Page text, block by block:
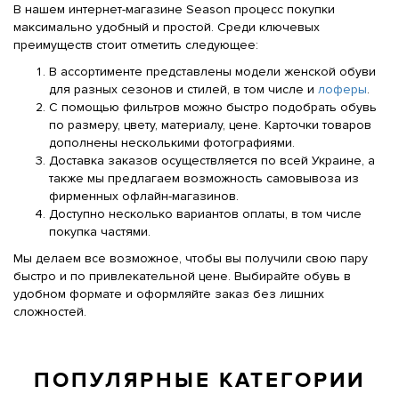
В нашем интернет-магазине Season процесс покупки
максимально удобный и простой. Среди ключевых
преимуществ стоит отметить следующее:
В ассортименте представлены модели женской обуви
для разных сезонов и стилей, в том числе и лоферы.
С помощью фильтров можно быстро подобрать обувь
по размеру, цвету, материалу, цене. Карточки товаров
дополнены несколькими фотографиями.
Доставка заказов осуществляется по всей Украине, а
также мы предлагаем возможность самовывоза из
фирменных офлайн-магазинов.
Доступно несколько вариантов оплаты, в том числе
покупка частями.
Мы делаем все возможное, чтобы вы получили свою пару
быстро и по привлекательной цене. Выбирайте обувь в
удобном формате и оформляйте заказ без лишних
сложностей.
ПОПУЛЯРНЫЕ КАТЕГОРИИ